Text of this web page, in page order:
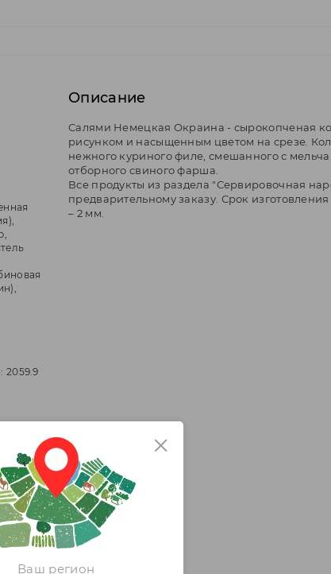
Ваш регион
2059.9
-12 ч в
Описание
Салями Немецкая Окраина - сырокопченая
рисунком и насыщенным цветом на срезе.
нежного куриного филе, смешанного с
отборного свиного фарша.
Все продукты из раздела "Сервировочная
предварительному заказу. Срок
– 2 мм.